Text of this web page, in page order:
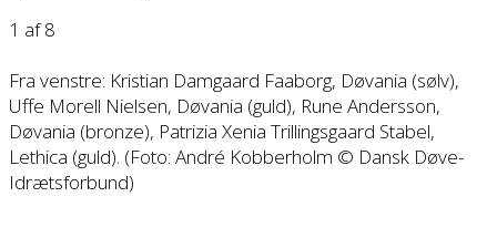
1 af 8
Fra venstre: Kristian Damgaard Faaborg, Døvania (sølv),
Uffe Morell Nielsen, Døvania (guld), Rune Andersson,
Døvania (bronze), Patrizia Xenia Trillingsgaard Stabel,
Lethica (guld). (Foto: André Kobberholm © Dansk Døve-
Idrætsforbund)